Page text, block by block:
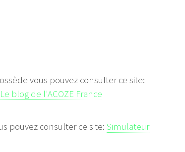
vous pouvez consulter ce site:
blog de l'ACOZE France
pouvez consulter ce site: Simulateur